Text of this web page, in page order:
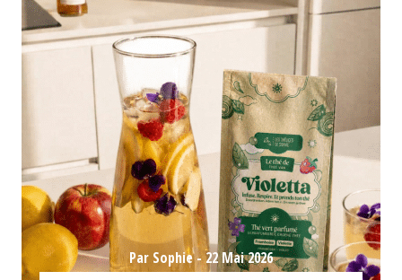
Par Sophie -22 Mai 2026